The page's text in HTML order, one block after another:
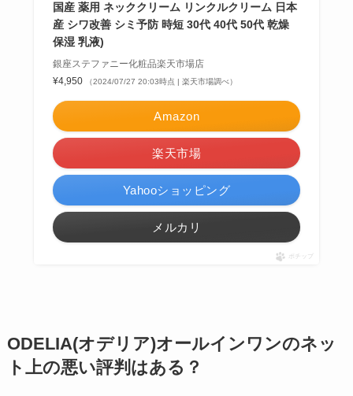
国産 薬用 ネッククリーム リンクルクリーム 日本
産 シワ改善 シミ予防 時短 30代 40代 50代 乾燥
保湿 乳液)
銀座ステファニー化粧品楽天市場店
¥4,950
（2024/07/27 20:03時点 | 楽天市場調べ）
Amazon
楽天市場
Yahooショッピング
メルカリ
ポチップ
ODELIA(オデリア)オールインワンのネッ
ト上の悪い評判はある？